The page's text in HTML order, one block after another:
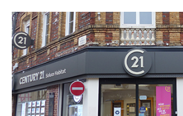
CENTURY 21 Soluce
11 rue Robert
BERNAY - 27300
Envoyer un message